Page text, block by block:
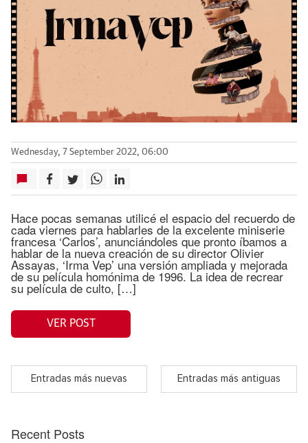
Wednesday, 7 September 2022, 06:00
Hace pocas semanas utilicé el espacio del recuerdo de
cada viernes para hablarles de la excelente miniserie
francesa ‘Carlos’, anunciándoles que pronto íbamos a
hablar de la nueva creación de su director Olivier
Assayas, ‘Irma Vep’ una versión ampliada y mejorada
de su película homónima de 1996. La idea de recrear
su película de culto, […]
VER POST
Entradas más nuevas Entradas más antiguas
Recent Posts